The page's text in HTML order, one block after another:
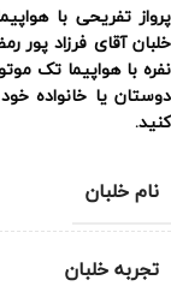
پرواز تفریحی با
خلبان آقای فرزاد پور
نفره با هواپیما تک
دوستان یا خانواده
کنید.
نام خلبان
تجربه خلبان